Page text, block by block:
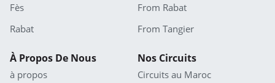
Fès
Rabat
From Rabat
From Tangier
À Propos De Nous
à propos
Nos Circuits
Circuits au Maroc